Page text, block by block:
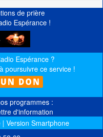
de prière
Espérance !
Espérance ?
poursuivre ce service !
programmes :
d'information
Version Smartphone